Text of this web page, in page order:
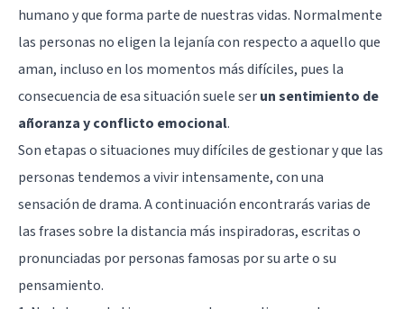
humano y que forma parte de nuestras vidas. Normalmente
las personas no eligen la lejanía con respecto a aquello que
aman, incluso en los momentos más difíciles, pues la
consecuencia de esa situación suele serun sentimiento de
añoranza y conflicto emocional.
Son etapas o situaciones muy difíciles de gestionar y que las
personas tendemos a vivir intensamente, con una
sensación de drama. A continuación encontrarás varias de
las frases sobre la distancia más inspiradoras, escritas o
pronunciadas por personas famosas por su arte o su
pensamiento.